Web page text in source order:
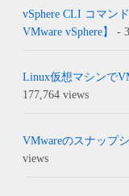
vSphere CLI コマン
VMware vSphere】
-
Linux仮想マシンで
177,764 views
VMwareのスナップ
views